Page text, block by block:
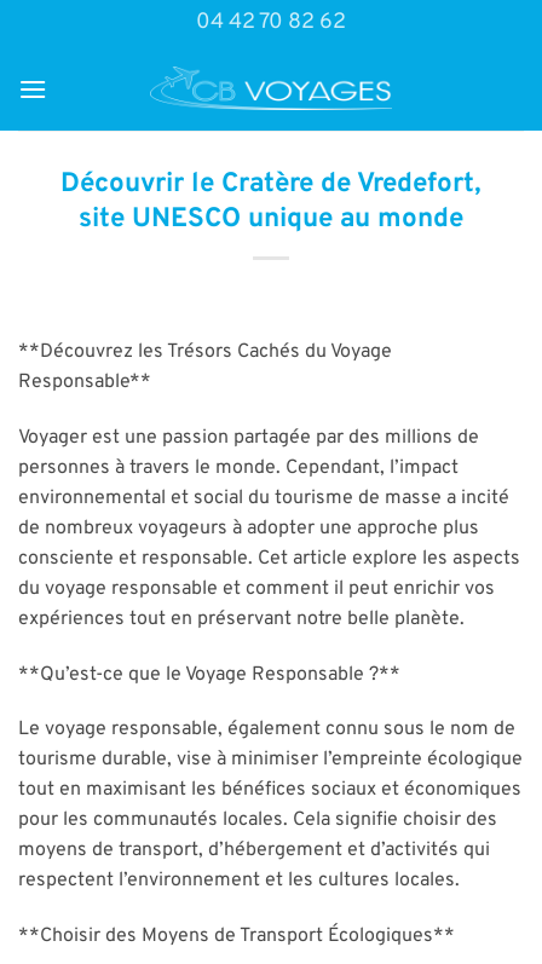
04 42 70 82 62
Découvrir le Cratère de Vredefort,
site UNESCO unique au monde
**Découvrez les Trésors Cachés du Voyage
Responsable**
Voyager est une passion partagée par des millions de
personnes à travers le monde. Cependant, l’impact
environnemental et social du tourisme de masse a incité
de nombreux voyageurs à adopter une approche plus
consciente et responsable. Cet article explore les aspects
du voyage responsable et comment il peut enrichir vos
expériences tout en préservant notre belle planète.
**Qu’est-ce que le Voyage Responsable ?**
Le voyage responsable, également connu sous le nom de
tourisme durable, vise à minimiser l’empreinte écologique
tout en maximisant les bénéfices sociaux et économiques
pour les communautés locales. Cela signifie choisir des
moyens de transport, d’hébergement et d’activités qui
respectent l’environnement et les cultures locales.
**Choisir des Moyens de Transport Écologiques**